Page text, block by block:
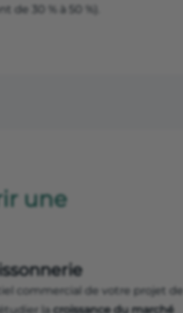
30 % à 50 %).
une
commercial de votre projet de
la croissance du marché